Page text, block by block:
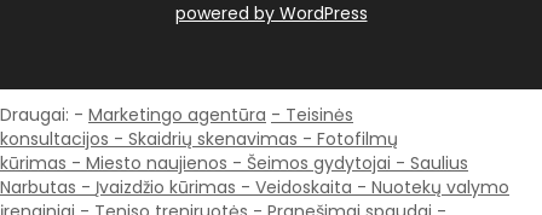
powered by WordPress
Draugai: - Marketingo agentūra - Teisinės
konsultacijos - Skaidrių skenavimas - Fotofilmų
kūrimas - Miesto naujienos - Šeimos gydytojai - Saulius
Narbutas - Įvaizdžio kūrimas - Veidoskaita - Nuotekų valymo